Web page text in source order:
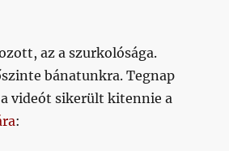
az a szurkolósága.
bánatunkra. Tegnap
videót sikerült kitennie a
: